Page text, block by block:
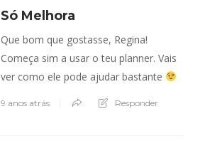
Só Melhora
Que bom que gostasse, Regina!
Começa sim a usar o teu planner. Vais
ver como ele pode ajudar bastante
9 anos atrás Responder